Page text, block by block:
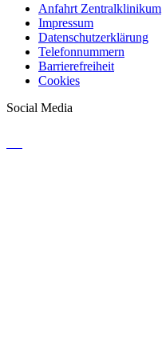
Anfahrt Zentralklinikum
Impressum
Datenschutzerklärung
Telefonnummern
Barrierefreiheit
Cookies
Social Media